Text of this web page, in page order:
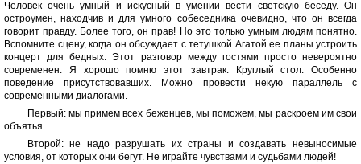
Человек очень умный и искусный в умении вести светскую беседу. Он
остроумен, находчив и для умного собеседника очевидно, что он всегда
говорит правду. Более того, он прав! Но это только умным людям понятно.
Вспомните сцену, когда он обсуждает с тетушкой Агатой ее планы устроить
концерт для бедных. Этот разговор между гостями просто невероятно
современен. Я хорошо помню этот завтрак. Круглый стол. Особенно
поведение присутствовавших. Можно провести некую параллель с
современными диалогами.
Первый: мы примем всех беженцев, мы поможем, мы раскроем им свои
объятья.
Второй: не надо разрушать их страны и создавать невыносимые
условия, от которых они бегут. Не играйте чувствами и судьбами людей!